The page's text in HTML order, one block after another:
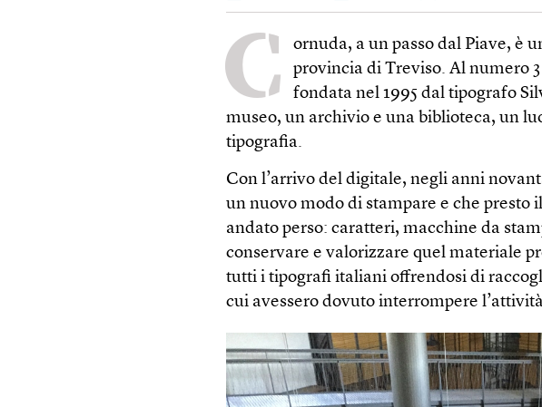
C
ornuda, a un passo dal Piave, è
provincia di Treviso. Al numero
fondata nel 1995 dal tipografo
museo, un archivio e una biblioteca, un
tipografia.
Con l’arrivo del digitale, negli anni
un nuovo modo di stampare e che presto
andato perso: caratteri, macchine da
conservare e valorizzare quel materiale
tutti i tipografi italiani offrendosi di
cui avessero dovuto interrompere